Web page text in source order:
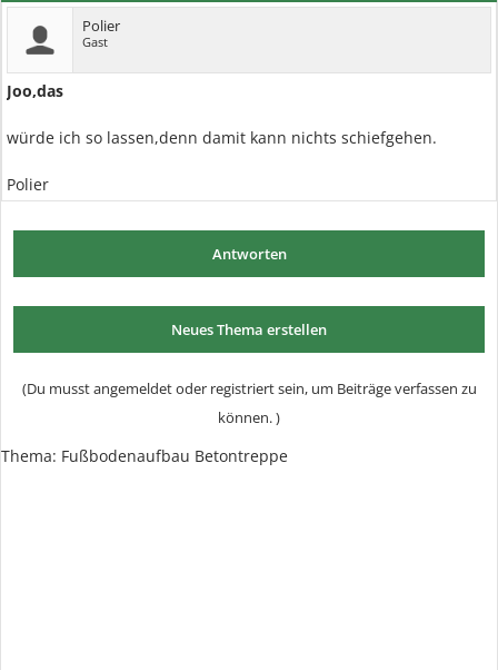
Polier
Gast
Joo,das
würde ich so lassen,denn damit kann nichts schiefgehen.
Polier
Antworten
Neues Thema erstellen
(Du musst angemeldet oder registriert sein, um Beiträge verfassen zu
können. )
Thema: Fußbodenaufbau Betontreppe